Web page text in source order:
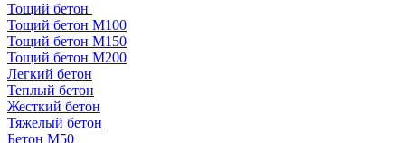
Тощий бетон
Тощий бетон М100
Тощий бетон М150
Тощий бетон М200
Легкий бетон
Теплый бетон
Жесткий бетон
Тяжелый бетон
Бетон М50